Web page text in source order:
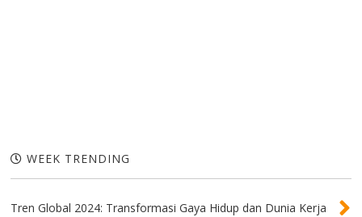
WEEK TRENDING
Tren Global 2024: Transformasi Gaya Hidup dan Dunia Kerja